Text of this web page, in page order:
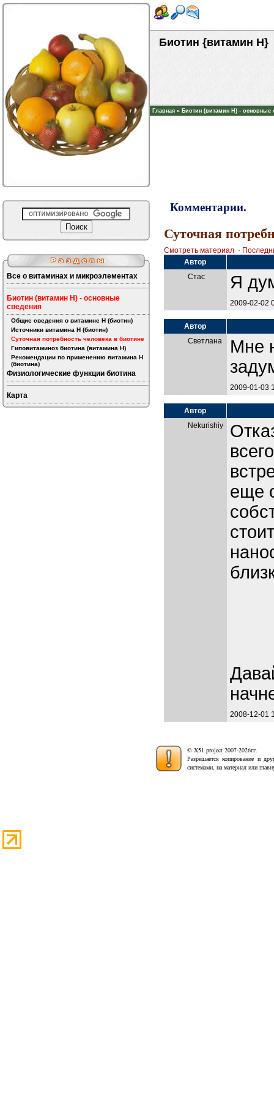
Биотин {витамин H}
Главная » Биотин (витамин H) - основные
Все о витаминах и микроэлементах
Биотин (витамин H) - основные
сведения
Общие сведения о витамине H (биотин)
Источники витамина H (биотин)
Суточная потребность человека в биотине
Гиповитаминоз биотина (витамина H)
Рекомендации по применению витамина H
(биотина)
Физиологические функции биотина
Карта
Комментарии.
Суточная
Смотреть материал·
Автор
Стас
Я
2009-02-02
Автор
Светлана
Мне
2009-01-03
Автор
Nekurishiy
еще
2008-12-01
© X51.project 2007-2026гг.
Разрешается копирование и
системами, на материал или